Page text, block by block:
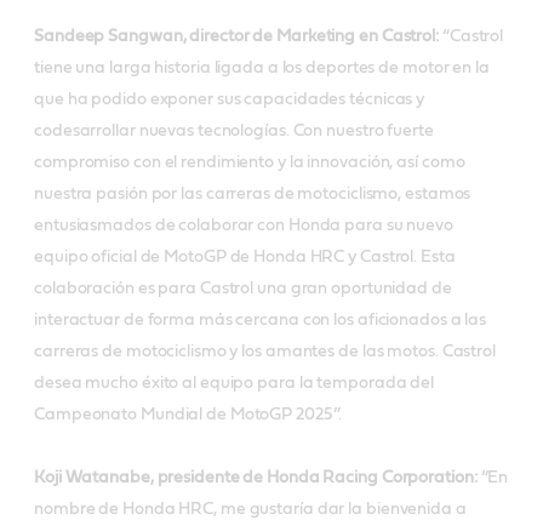
Sandeep Sangwan, director de Marketing en Castrol: “Castrol
tiene una larga historia ligada a los deportes de motor en la
que ha podido exponer sus capacidades técnicas y
codesarrollar nuevas tecnologías. Con nuestro fuerte
compromiso con el rendimiento y la innovación, así como
nuestra pasión por las carreras de motociclismo, estamos
entusiasmados de colaborar con Honda para su nuevo
equipo oficial de MotoGP de Honda HRC y Castrol. Esta
colaboración es para Castrol una gran oportunidad de
interactuar de forma más cercana con los aficionados a las
carreras de motociclismo y los amantes de las motos. Castrol
desea mucho éxito al equipo para la temporada del
Campeonato Mundial de MotoGP 2025”.
Koji Watanabe, presidente de Honda Racing Corporation:“En
nombre de Honda HRC, me gustaría dar la bienvenida a